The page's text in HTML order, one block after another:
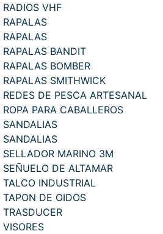
RADIOS VHF
RAPALAS
RAPALAS
RAPALAS BANDIT
RAPALAS BOMBER
RAPALAS SMITHWICK
REDES DE PESCA ARTESANAL
ROPA PARA CABALLEROS
SANDALIAS
SANDALIAS
SELLADOR MARINO 3M
SEÑUELO DE ALTAMAR
TALCO INDUSTRIAL
TAPON DE OIDOS
TRASDUCER
VISORES